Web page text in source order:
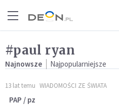
#paul ryan
Najnowsze Najpopularniejsze
13 lat temu WIADOMOŚCI ZE ŚWIATA
PAP / pz